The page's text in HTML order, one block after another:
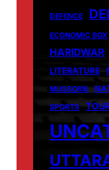
DEFENCE
ECONOMIC BOX
HARIDWAR
LITERATURE
MUSSORIE
SPORTS